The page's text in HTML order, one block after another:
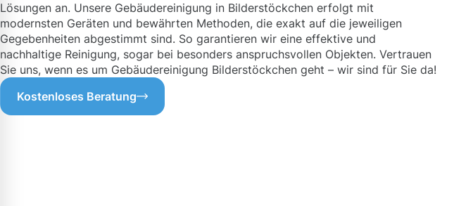
Lösungen an. Unsere Gebäudereinigung in Bilderstöckchen erfolgt mit
modernsten Geräten und bewährten Methoden, die exakt auf die jeweiligen
Gegebenheiten abgestimmt sind. So garantieren wir eine effektive und
nachhaltige Reinigung, sogar bei besonders anspruchsvollen Objekten. Vertrauen
Sie uns, wenn es um Gebäudereinigung Bilderstöckchen geht – wir sind für Sie da!
Kostenloses Beratung